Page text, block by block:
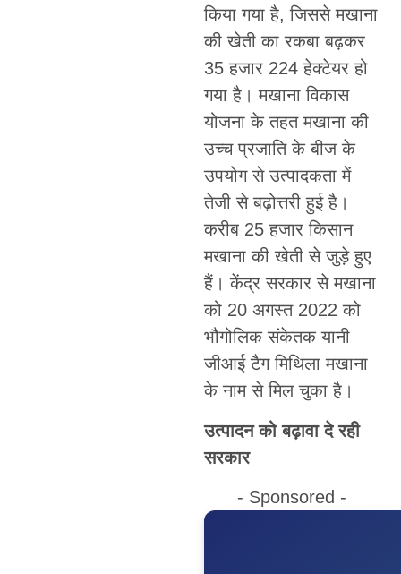
किया गया है, जिससे मखाना
की खेती का रकबा बढ़कर
35 हजार 224 हेक्टेयर हो
गया है। मखाना विकास
योजना के तहत मखाना की
उच्च प्रजाति के बीज के
उपयोग से उत्पादकता में
तेजी से बढ़ोत्तरी हुई है।
करीब 25 हजार किसान
मखाना की खेती से जुड़े हुए
हैं। केंद्र सरकार से मखाना
को 20 अगस्त 2022 को
भौगोलिक संकेतक यानी
जीआई टैग मिथिला मखाना
के नाम से मिल चुका है।
उत्पादन को बढ़ावा दे रही
सरकार
- Sponsored -